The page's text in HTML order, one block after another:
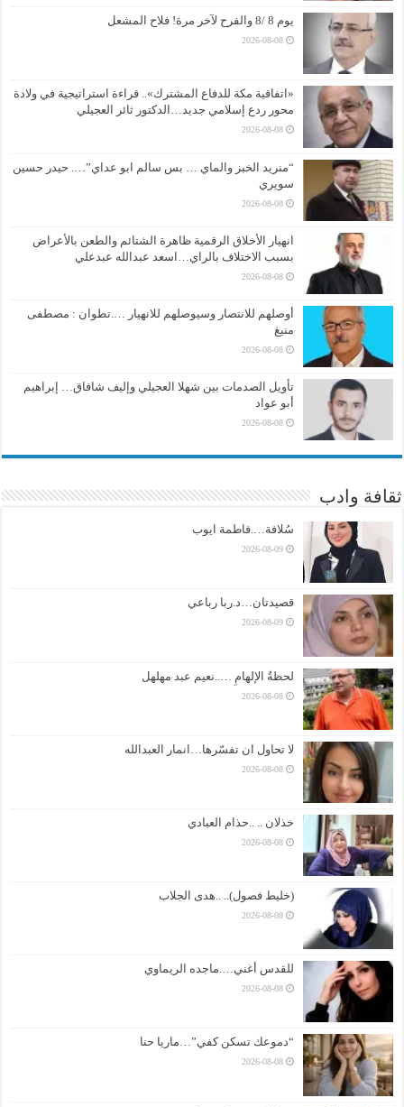
يوم 8 /8 والفرح لآخر مرة! فلاح المشعل
2026-08-08
«اتفاقية مكة للدفاع المشترك».. قراءة استراتيجية في ولادة
محور ردع إسلامي جديد…الدكتور ثائر العجيلي
2026-08-08
“منريد الخبز والماي … بس سالم ابو عداي”…. حيدر حسين
سويري
2026-08-08
انهيار الأخلاق الرقمية ظاهرة الشتائم والطعن بالأعراض
بسبب الاختلاف بالراي…اسعد عبدالله عبدعلي
2026-08-08
أوصلهم للانتصار وسيوصلهم للانهيار ….تطوان : مصطفى
منيغ
2026-08-08
تأويل الصدمات بين شهلا العجيلي وإليف شافاق… إبراهيم
أبو عواد
2026-08-08
ثقافة وادب
سُلافة….فاطمة ايوب
2026-08-09
قصيدتان…د.ربا رباعي
2026-08-09
لحظةُ الإلهامِ …..نعيم عبد مهلهل
2026-08-08
لا تحاول ان تفسّرها…انمار العبدالله
2026-08-08
خذلان .. ..حذام العبادي
2026-08-08
(خليط فصول).. ..هدى الجلاب
2026-08-08
للقدس أغني….ماجده الريماوي
2026-08-08
“دموعك تسكن كفي”…ماريا حنا
2026-08-08